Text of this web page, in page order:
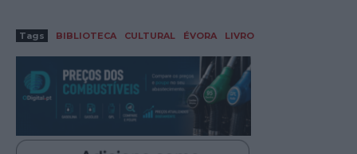
Tags BIBLIOTECA CULTURAL ÉVORA LIVRO